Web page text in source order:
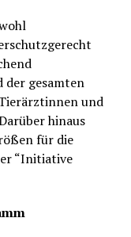
der gesamten
und
hinaus
für die
“Initiative